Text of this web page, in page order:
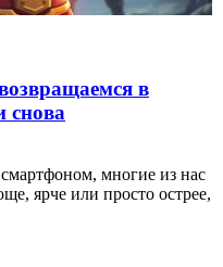
в
снова
многие из нас
ярче или просто острее,